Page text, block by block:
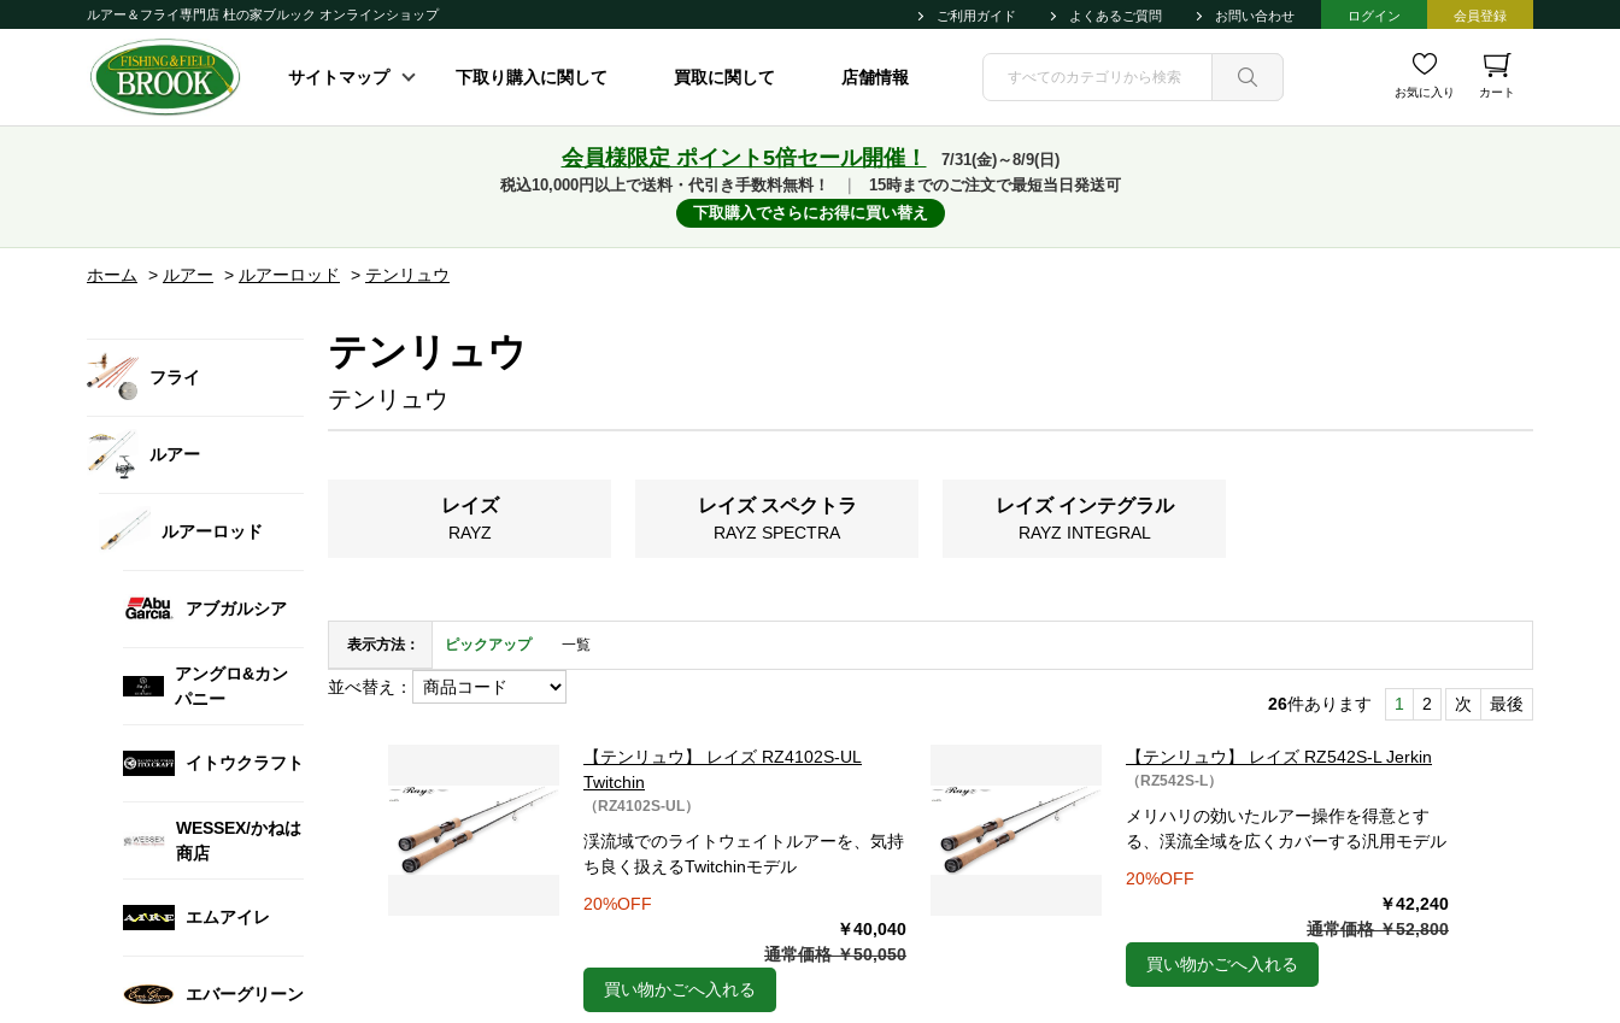
ルアー＆フライ専門店 杜の家ブルック オンラインショップ ご利用ガイド よくあるご質問 お問い合わせ ログイン 会員登録
サイトマップ 下取り購入に関して 買取に関して 店舗情報
お気に入り カート
会員様限定 ポイント5倍セール開催！
7/31(金)～8/9(日)
税込10,000円以上で送料・代引き手数料無料！
15時までのご注文で最短当日発送可
下取購入でさらにお得に買い替え
ホーム > ルアー > ルアーロッド > テンリュウ
フライ
ルアー
ルアーロッド
アブガルシア
アングロ&カン
パニー
イトウクラフト
WESSEX/かねは
商店
エムアイレ
エバーグリーン
テンリュウ
テンリュウ
レイズ
RAYZ
レイズ スペクトラ
RAYZ SPECTRA
レイズ インテグラル
RAYZ INTEGRAL
表示方法： ピックアップ 一覧
並べ替え：
26件あります 1 2 次 最後
【テンリュウ】 レイズ RZ4102S-UL
Twitchin
（RZ4102S-UL）
渓流域でのライトウェイトルアーを、気持
ち良く扱えるTwitchinモデル
20%OFF
￥40,040
通常価格 ￥50,050
買い物かごへ入れる
【テンリュウ】 レイズ RZ542S-L Jerkin
（RZ542S-L）
メリハリの効いたルアー操作を得意とす
る、渓流全域を広くカバーする汎用モデル
20%OFF
￥42,240
通常価格 ￥52,800
買い物かごへ入れる